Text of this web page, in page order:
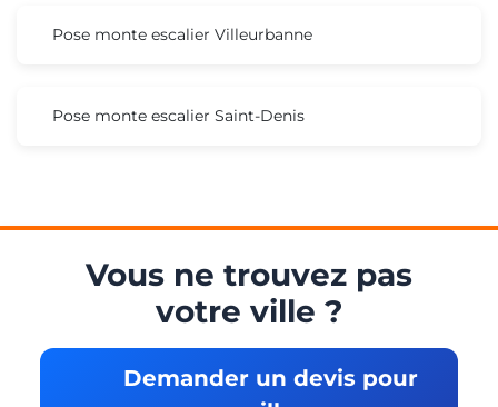
Pose monte escalier Villeurbanne
Pose monte escalier Saint-Denis
Vous ne trouvez pas
votre ville ?
Demander un devis pour